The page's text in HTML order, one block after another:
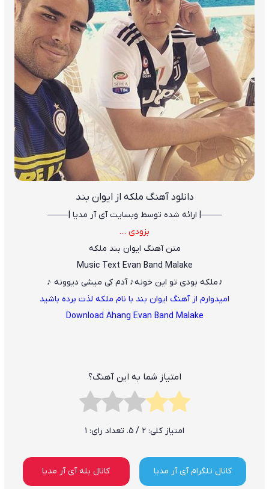
دانلود آهنگ ملکه از ایوان بند
——–| ارائه شده توسط وبسایت آی آر مدیا |—–—
بزودی …
متن آهنگ ایوان بند ملکه
Music Text Evan Band Malake
♪ ملکه بودی تو این خونه ♪ آدم کی میشی دیوونه ♪
امیدوارم از آهنگ ایوان بند با نام ملکه لذت برده باشید
Download Ahang Evan Band Malake
امتیاز شما به این آهنگ؟
امتیاز کلی: 2 / 5. تعداد رای: 1
کانال تلگرام آی آر مدیا کانال بله آی آر مدیا